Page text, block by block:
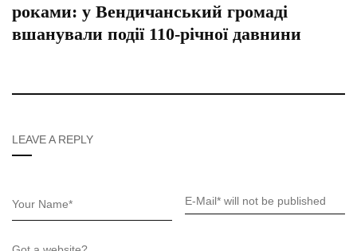
роками: у Вендичанський громаді
вшанували події 110-річної давнини
LEAVE A REPLY